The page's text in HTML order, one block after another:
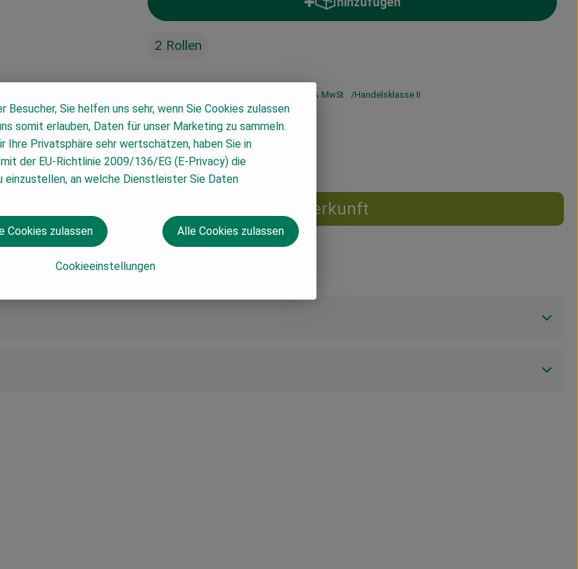
Produkt zum Warenkorb hinzufügen
2 Rollen
7% MwSt Handelsklasse II
Herkunft
Besucher, Sie helfen uns sehr, wenn Sie Cookies zulassen
somit erlauben, Daten für unser Marketing zu sammeln.
Ihre Privatsphäre sehr wertschätzen, haben Sie in
der EU-Richtlinie 2009/136/EG (E-Privacy) die
einzustellen, an welche Dienstleister Sie Daten
Cookieeinstellungen
Cookies zulassen Alle Cookies zulassen